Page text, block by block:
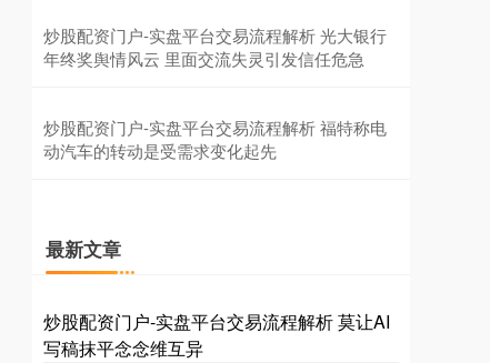
创业板指 3562.00 +46.44 +1.32%
基金指数
炒股配资门户-实盘平台交易流程解析 光大银行
年终奖舆情风云 里面交流失灵引发信任危急
炒股配资门户-实盘平台交易流程解析 福特称电
动汽车的转动是受需求变化起先
最新文章
炒股配资门户-实盘平台交易流程解析 莫让AI
写稿抹平念念维互异